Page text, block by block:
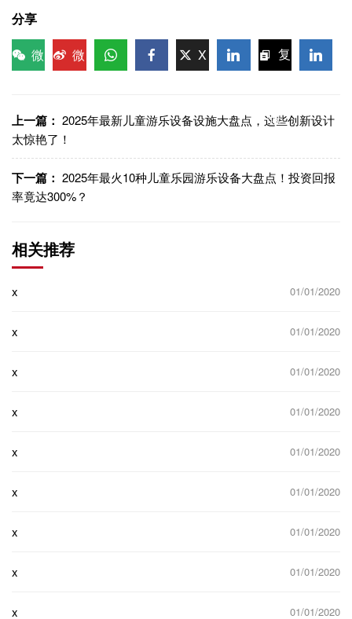
分享
微
微
X
复
接
上一篇： 2025年最新儿童游乐设备设施大盘点，这些创新设计
太惊艳了！
下一篇： 2025年最火10种儿童乐园游乐设备大盘点！投资回报
率竟达300%？
相关推荐
x 01/01/2020
x 01/01/2020
x 01/01/2020
x 01/01/2020
x 01/01/2020
x 01/01/2020
x 01/01/2020
x 01/01/2020
x 01/01/2020